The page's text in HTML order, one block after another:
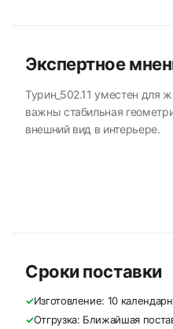
Экспертное
Турин_502.11 уместен для
важны стабильная
внешний вид в интерьере.
Сроки поставки
✓Изготовление: 10
✓Отгрузка: Ближайшая